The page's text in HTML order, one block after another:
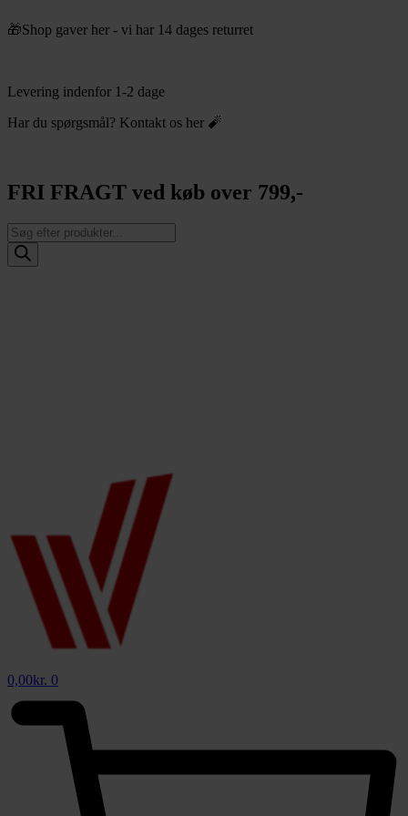
til
🎁Shop gaver her - vi har 14 dages returret
Levering indenfor 1-2 dage
Har du spørgsmål? Kontakt os her 🧨
FRI FRAGT ved køb over 799,-
Products
search
0,00kr. 0